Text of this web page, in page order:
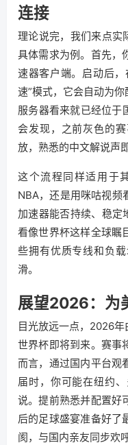
连接
理论说完，我们来点实
具体需求为例。首先，
速器客户端。启动后，
速”模式，它会自动为
服务器看来就已经位于
会发现，之前灰色的
放，熟悉的中文解说声
这个流程同样适用于
NBA，还是用咪咕视频
加速器能否持续、稳定
看像世界杯这样全球瞩
些拥有优质专线和负
滑。
展望2026：为
目光放远一点，2026
世界杯即将到来。赛事
而言，通过国内平台观
届时，你可能在纽约
说。提前熟悉并配置好
后的足球盛宴准备好了
阂，与国内亲友同步欢